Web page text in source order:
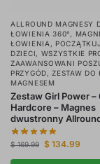
ALLROUND MAGNESY
ŁOWIENIA 360°,
ŁOWIENIA ,
DZIECI, WSZYSTKIE
ZAAWANSOWANI
PRZYGÓD,ZESTAW DO
MAGNESEM
Zestaw Girl Power –
Hardcore – Magnes
dwustronny
$169.99 $ 134.99